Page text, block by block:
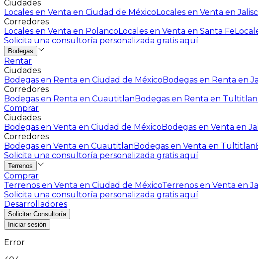
Ciudades
Locales en Venta en Ciudad de MéxicoLocales en Venta en
Corredores
Locales en Venta en PolancoLocales en Venta en Santa Fe
Solicita una consultoría personalizada gratis aquí
Bodegas
Rentar
Ciudades
Bodegas en Renta en Ciudad de MéxicoBodegas en Renta en
Corredores
Bodegas en Renta en CuautitlanBodegas en Renta en Tultitlan
Comprar
Ciudades
Bodegas en Venta en Ciudad de MéxicoBodegas en Venta en
Corredores
Bodegas en Venta en CuautitlanBodegas en Venta en Tultitlan
Solicita una consultoría personalizada gratis aquí
Terrenos
Comprar
Terrenos en Venta en Ciudad de MéxicoTerrenos en Venta en
Solicita una consultoría personalizada gratis aquí
Desarrolladores
Solicitar Consultoría
Iniciar sesión
Error